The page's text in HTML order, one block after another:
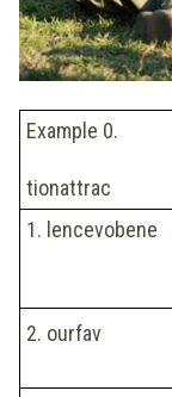
Example 0.
tionattrac
1. lencevobene
2. ourfav